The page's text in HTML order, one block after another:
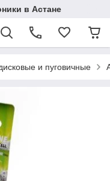
в Астане
и пуговичные